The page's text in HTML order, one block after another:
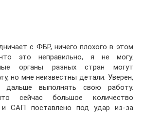
с ФБР, ничего плохого в этом
это неправильно, я не могу.
органы разных стран могут
но мне неизвестны детали. Уверен,
выполнять свою работу.
сейчас большое количество
САП поставлено под удар из-за